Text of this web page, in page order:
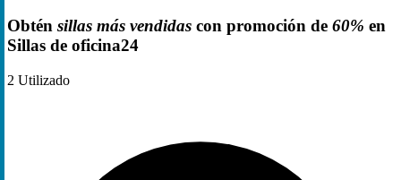
Obtén sillas más vendidas con promoción de 60% en
Sillas de oficina24
2 Utilizado